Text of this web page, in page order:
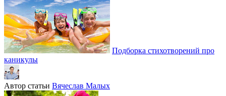
Подборка стихотворений про
каникулы
Автор статьи Вячеслав Малых